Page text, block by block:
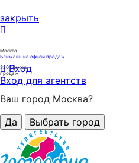
закрыть
Москва
Ближайшие офисы продаж
320офисов
продаж
Вход
Вход для агентств
Ваш город Москва?
Да
Выбрать город